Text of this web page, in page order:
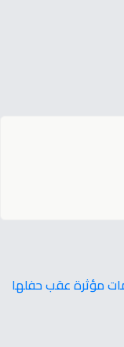
مؤثرة عقب حفلها